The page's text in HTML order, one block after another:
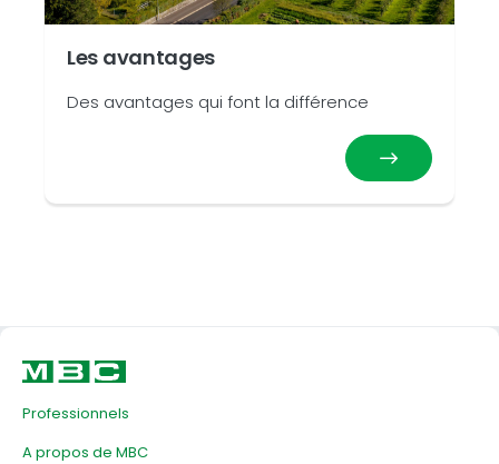
Les avantages
Des avantages qui font la différence
Professionnels
A propos de MBC